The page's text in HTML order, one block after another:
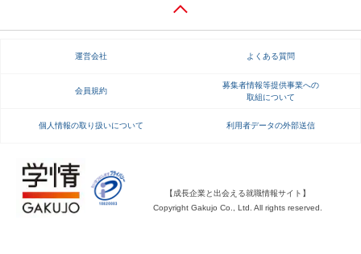
運営会社 よくある質問
会員規約
募集者情報等提供事業への
取組について
個人情報の取り扱いについて 利用者データの外部送信
【成長企業と出会える就職情報サイト】
Copyright Gakujo Co., Ltd. All rights reserved.